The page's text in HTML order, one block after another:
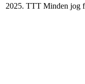
2025. TTT Minden jog